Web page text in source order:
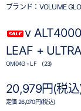
ブランド： VOLUME
v
LEAF +
OM04G - LF (23)
20,979円(税込
定価 26,070円(税込)